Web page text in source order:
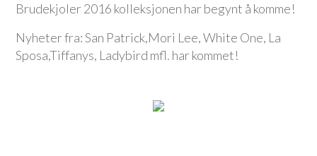
Brudekjoler 2016 kolleksjonen har begynt å komme!
Nyheter fra: San Patrick,Mori Lee, White One, La
Sposa,Tiffanys, Ladybird mfl. har kommet!